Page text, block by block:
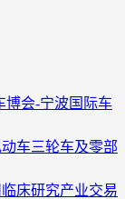
博会-宁波国际车
车三轮车及零部
床研究产业交易